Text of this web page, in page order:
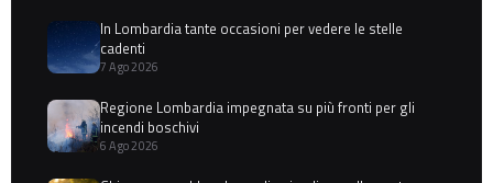
In Lombardia tante occasioni per vedere le stelle
cadenti
7 Ago 2026
Regione Lombardia impegnata su più fronti per gli
incendi boschivi
6 Ago 2026